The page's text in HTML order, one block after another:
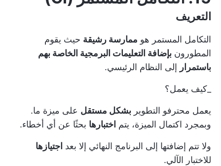
التعريف
التكامل المستمر هو ممارسة رشيقة حيث يقوم
المطورون بإضافة التعليمات البرمجية الخاصة بهم
باستمرار إلى النظام الرئيسي.
_كيف يعمل؟
يعمل محترفو التطوير بشكل مستقل على ميزة ما.
وبمجرد اكتمال الميزة، يتم اختبارها بحثًا عن أي أخطاء.
ولا تتم إضافتها إلى البرنامج النهائي إلا بعد اجتيازها
للاختبار الآلي.